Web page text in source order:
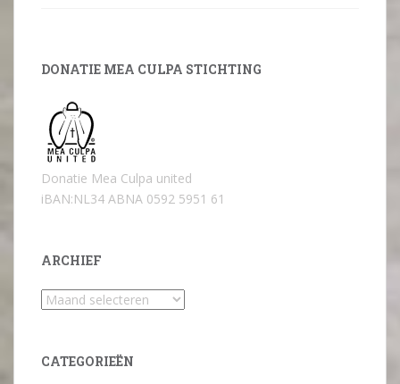
DONATIE MEA CULPA STICHTING
Donatie Mea Culpa united
iBAN:NL34 ABNA 0592 5951 61
ARCHIEF
Archief
CATEGORIEËN